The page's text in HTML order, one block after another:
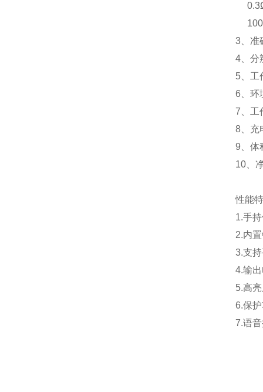
3、准
4、分
5、工
6、环
7、工
8、充
9、体
10、
性能
1.手
2.内
3.支
4.输
5.高
6.保
7.语